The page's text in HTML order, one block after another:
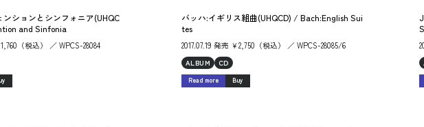
ションとシンフォニア(UHQC
and Sinfonia
（税込） ／ WPCS-28084
バッハ:イギリス組曲(UHQCD) / Bach:English Sui
tes
2017.07.19 発売 ￥2,750（税込） ／ WPCS-28085/6
ALBUM CD
Read more Buy